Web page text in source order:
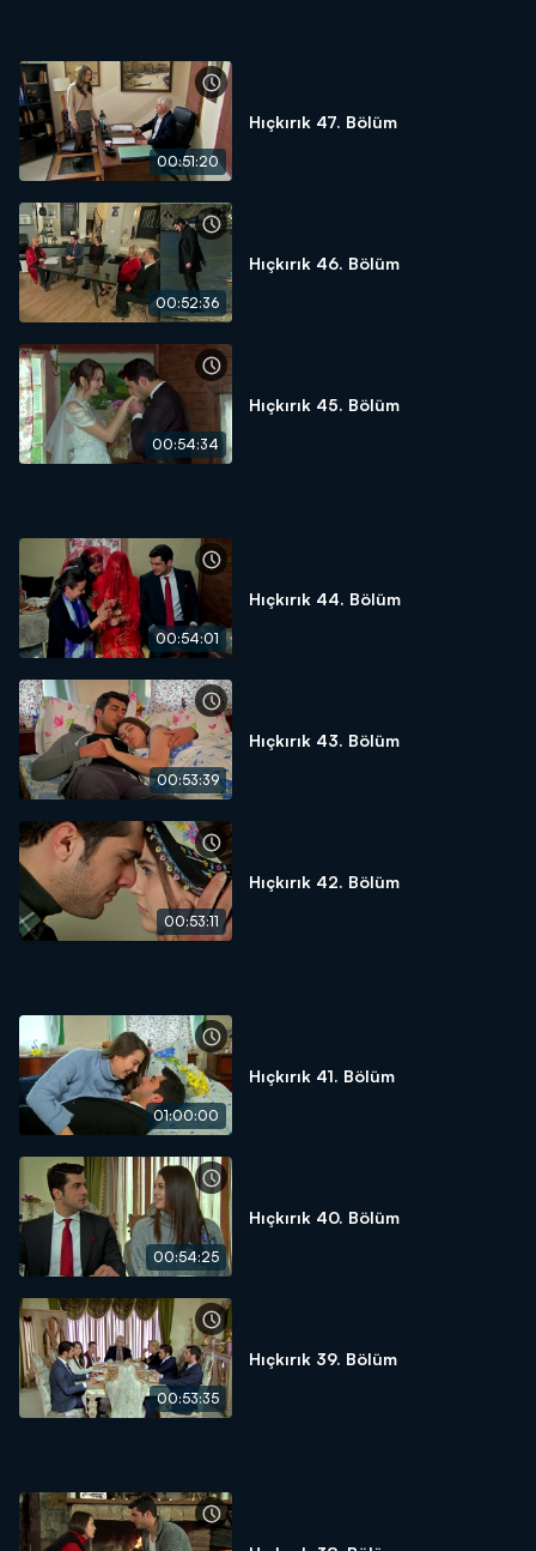
00:51:20
Hıçkırık 47. Bölüm
00:52:36
Hıçkırık 46. Bölüm
00:54:34
Hıçkırık 45. Bölüm
00:54:01
Hıçkırık 44. Bölüm
00:53:39
Hıçkırık 43. Bölüm
00:53:11
Hıçkırık 42. Bölüm
01:00:00
Hıçkırık 41. Bölüm
00:54:25
Hıçkırık 40. Bölüm
00:53:35
Hıçkırık 39. Bölüm